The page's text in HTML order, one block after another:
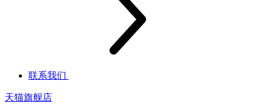
联系我们
天猫旗舰店